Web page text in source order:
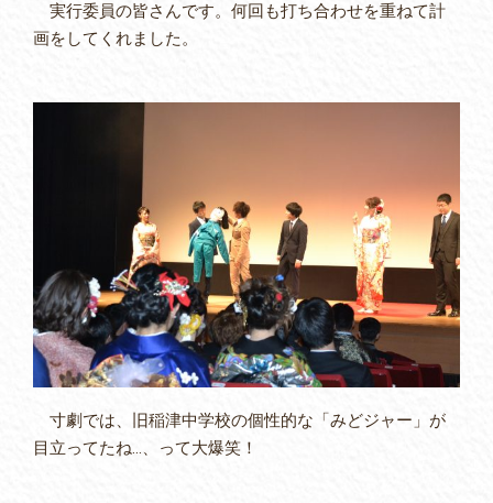
実行委員の皆さんです。何回も打ち合わせを重ねて計
画をしてくれました。
寸劇では、旧稲津中学校の個性的な「みどジャー」が
目立ってたね…、って大爆笑！